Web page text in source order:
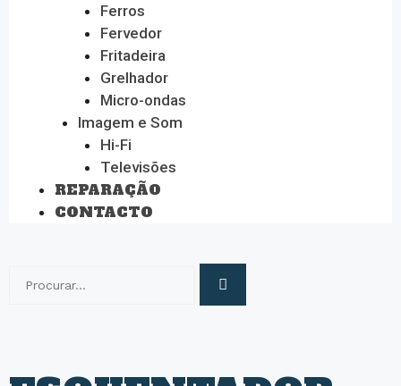
Ferros
Fervedor
Fritadeira
Grelhador
Micro-ondas
Imagem e Som
Hi-Fi
Televisões
REPARAÇÃO
CONTACTO